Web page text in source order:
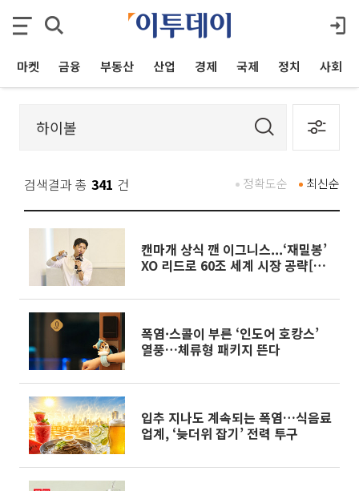
마켓 금융 부동산 산업 경제 국제 정치 사회
검색결과 총 341 건 최신순
정확도순
캔마개 상식 깬 이그니스...‘재밀봉’
XO 리드로 60조 세계 시장 공략[현
폭염·스콜이 부른 ‘인도어 호캉스’
열풍…체류형 패키지 뜬다
입추 지나도 계속되는 폭염…식음료
업계, ‘늦더위 잡기’ 전력 투구